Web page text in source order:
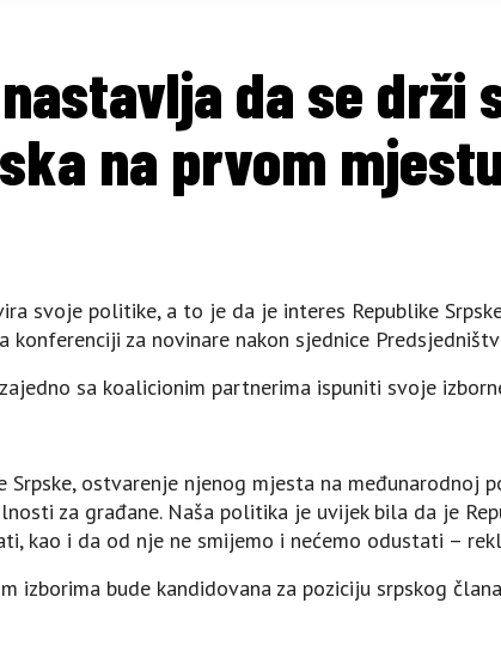
da se drži
na prvom
svoje politike, a to je da je interes Republike
za novinare nakon sjednice
sa koalicionim partnerima ispuniti svoje
ostvarenje njenog mjesta na međunarodnoj
za građane. Naša politika je uvijek bila da je
kao i da od nje ne smijemo i nećemo odustati –
izborima bude kandidovana za poziciju srpskog